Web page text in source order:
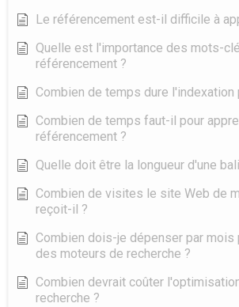
Le référencement est-il difficile à
Quelle est l'importance des mots-
référencement ?
Combien de temps dure l'indexation
Combien de temps faut-il pour
référencement ?
Quelle doit être la longueur d'une
Combien de visites le site Web de
reçoit-il ?
Combien dois-je dépenser par
des moteurs de recherche ?
Combien devrait coûter
recherche ?